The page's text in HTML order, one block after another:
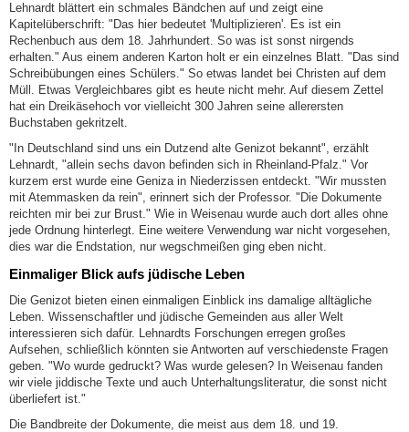
Lehnardt blättert ein schmales Bändchen auf und zeigt eine
Kapitelüberschrift: "Das hier bedeutet 'Multiplizieren'. Es ist ein
Rechenbuch aus dem 18. Jahrhundert. So was ist sonst nirgends
erhalten." Aus einem anderen Karton holt er ein einzelnes Blatt. "Das sind
Schreibübungen eines Schülers." So etwas landet bei Christen auf dem
Müll. Etwas Vergleichbares gibt es heute nicht mehr. Auf diesem Zettel
hat ein Dreikäsehoch vor vielleicht 300 Jahren seine allerersten
Buchstaben gekritzelt.
"In Deutschland sind uns ein Dutzend alte Genizot bekannt", erzählt
Lehnardt, "allein sechs davon befinden sich in Rheinland-Pfalz." Vor
kurzem erst wurde eine Geniza in Niederzissen entdeckt. "Wir mussten
mit Atemmasken da rein", erinnert sich der Professor. "Die Dokumente
reichten mir bei zur Brust." Wie in Weisenau wurde auch dort alles ohne
jede Ordnung hinterlegt. Eine weitere Verwendung war nicht vorgesehen,
dies war die Endstation, nur wegschmeißen ging eben nicht.
Einmaliger Blick aufs jüdische Leben
Die Genizot bieten einen einmaligen Einblick ins damalige alltägliche
Leben. Wissenschaftler und jüdische Gemeinden aus aller Welt
interessieren sich dafür. Lehnardts Forschungen erregen großes
Aufsehen, schließlich könnten sie Antworten auf verschiedenste Fragen
geben. "Wo wurde gedruckt? Was wurde gelesen? In Weisenau fanden
wir viele jiddische Texte und auch Unterhaltungsliteratur, die sonst nicht
überliefert ist."
Die Bandbreite der Dokumente, die meist aus dem 18. und 19.